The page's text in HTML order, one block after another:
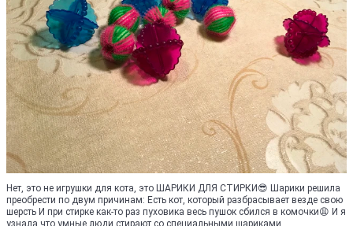
Нет, это не игрушки для кота, это ШАРИКИ ДЛЯ СТИРКИ😎 Шарики решила
преобрести по двум причинам: Есть кот, который разбрасывает везде свою
шерсть И при стирке как-то раз пуховика весь пушок сбился в комочки😩 И я
узнала что умные люди стирают со специальными шариками